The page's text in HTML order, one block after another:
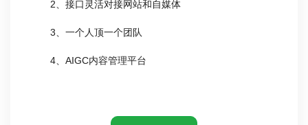
2、接口灵活对接网站和自媒体
3、一个人顶一个团队
4、AIGC内容管理平台